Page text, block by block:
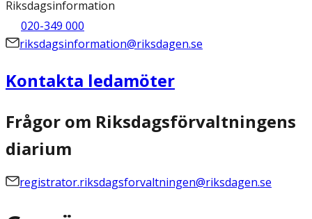
Riksdagsinformation
020-349 000
riksdagsinformation@riksdagen.se
Kontakta ledamöter
Frågor om Riksdagsförvaltningens
diarium
registrator.riksdagsforvaltningen@riksdagen.se